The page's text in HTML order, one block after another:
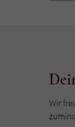
Wir